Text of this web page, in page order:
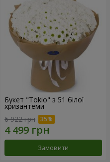
Букет "Tokio" з 51 білої
хризантеми
6 922 грн
Замовити